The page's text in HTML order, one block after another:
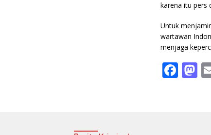
karena itu pers
Untuk
wartawan
menjaga
F